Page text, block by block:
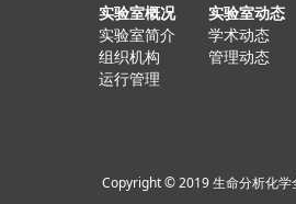
实验室概况
实验室简介
组织机构
运行管理
实验室动态
学术动态
管理动态
Copyright © 2019 生命分析化学